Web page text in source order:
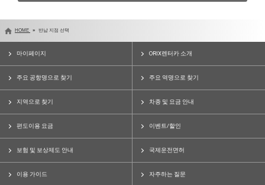
HOME 반납 지점 선택
마이페이지 ORIX렌터카 소개
주요 공항명으로 찾기 주요 역명으로 찾기
지역으로 찾기 차종 및 요금 안내
편도이용 요금 이벤트/할인
보험 및 보상제도 안내 국제운전면허
이용 가이드 자주하는 질문